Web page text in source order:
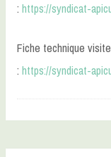
: https://syndicat-
Fiche technique
: https://syndicat-